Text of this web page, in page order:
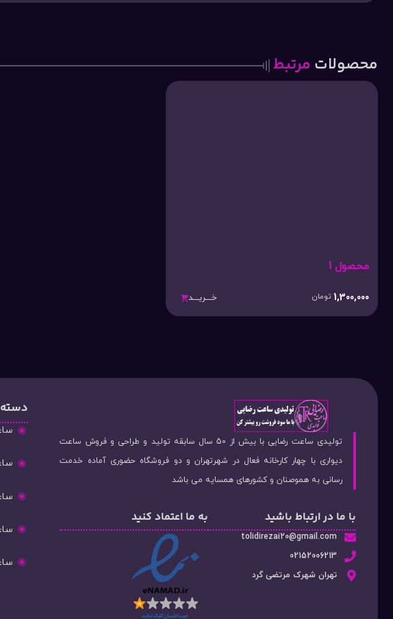
محصولات مرتبط
محصول 1
1,300,000 تومان خـــریـــد
تولیدی ساعت رضایی با بیش از 50 سال سابقه تولید و طراحی و فروش ساعت
دیواری با چهار کارخانه فعال در شهرتهران و دو فروشگاه حضوری آماده خدمت
رسانی به هموصنان و کشورهای همسایه می باشد
با ما در ارتباط باشید
tolidirezai20@gmail.com
02152006213
تهران شهرک مرتضی گرد
به ما اعتماد کنید